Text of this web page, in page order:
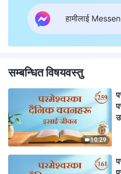
हामीलाई
सम्बन्धित विषयवस्तु
10:29